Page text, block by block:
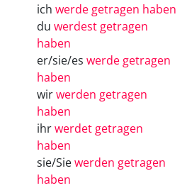
ich werde getragen haben
du werdest getragen
haben
er/sie/es werde getragen
haben
wirwerden getragen
haben
ihrwerdet getragen
haben
sie/Siewerden getragen
haben